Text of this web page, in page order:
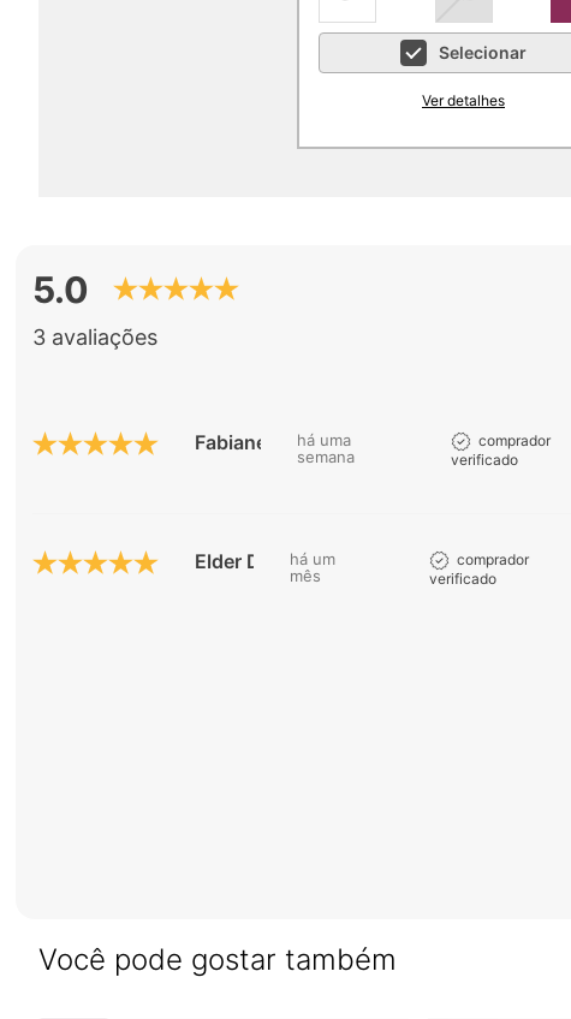
Selecionar
Ver detalhes
5.0
3 avaliações
Fabiane P.
há uma
semana
comprador
verificado
Elder D.
há um
mês
comprador
verificado
Você pode gostar também